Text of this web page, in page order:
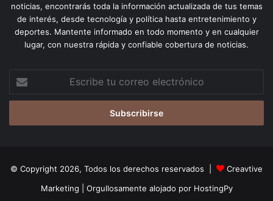
noticias, encontrarás toda la información actualizada de tus temas
de interés, desde tecnología y política hasta entretenimiento y
deportes. Mantente informado en todo momento y en cualquier
lugar, con nuestra rápida y confiable cobertura de noticias.
tu
correo
© Copyright 2026, Todos los derechos reservados |
Creavtive
Marketing | Orgullosamente alojado por HostingPy